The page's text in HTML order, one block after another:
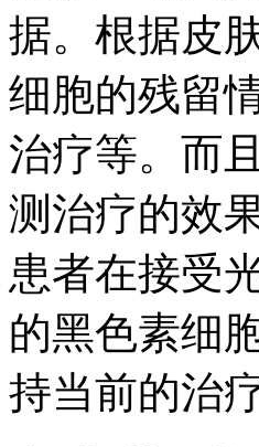
据。根据皮
细胞的残留
治疗等。而
测治疗的效
患者在接受
的黑色素细
持当前的治